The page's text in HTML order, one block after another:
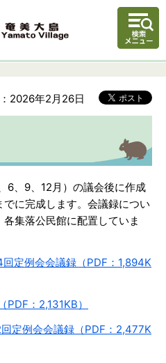
2026年2月26日
6、9、12月）の議会後に作成
に完成します。会議録につい
集落公民館に配置していま
定例会会議録（PDF：1,894K
：2,131KB）
定例会会議録（PDF：2,477K